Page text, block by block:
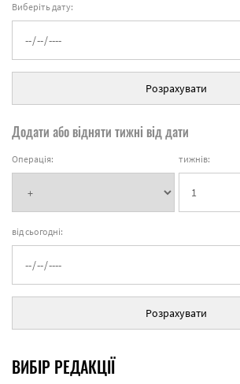
Виберіть дату:
Розрахувати
Додати або відняти тижні від дати
Операція: тижнів:
від сьогодні:
Розрахувати
ВИБІР РЕДАКЦІЇ